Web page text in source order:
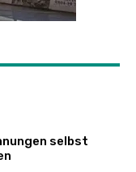
selbst